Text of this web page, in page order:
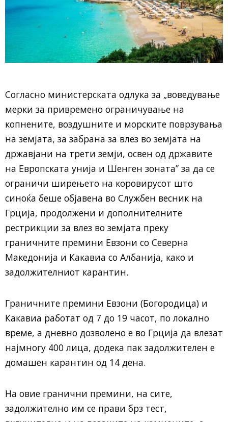
Согласно министерската одлука за „воведување
мерки за привремено ограничување на
копнените, воздушните и морските поврзувања
на земјата, за забрана за влез во земјата на
државјани на трети земји, освен од државите
на Европската унија и Шенген зоната” за да се
ограничи ширењето на коровирусот што
синоќа беше објавена во Службен весник на
Грција, продолжени и дополнителните
рестрикции за влез во земјата преку
граничните премини Евзони со Северна
Македонија и Какавиа со Албанија, како и
задолжителниот карантин.
Граничните премини Евзони (Богородица) и
Какавиа работат од 7 до 19 часот, по локално
време, а дневно дозволено е во Грција да влезат
најмногу 400 лица, додека пак задолжителен е
домашен карантин од 14 дена.
На овие гранични премини, на сите,
задолжително им се прави брз тест,